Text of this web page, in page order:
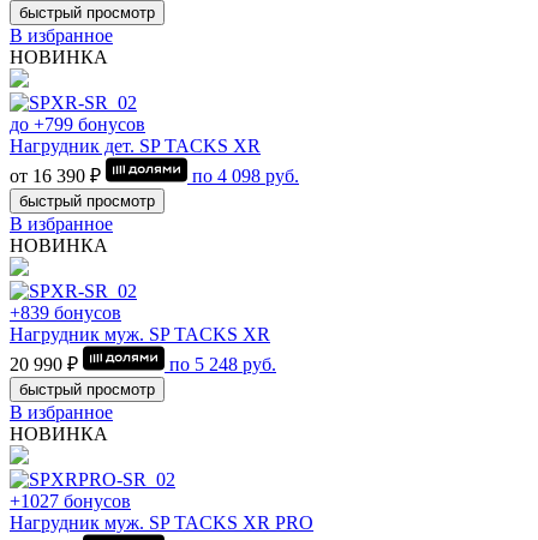
быстрый просмотр
В избранное
НОВИНКА
до +799 бонусов
Нагрудник дет. SP TACKS XR
от 16 390 ₽
по 4 098 руб.
быстрый просмотр
В избранное
НОВИНКА
+839 бонусов
Нагрудник муж. SP TACKS XR
20 990 ₽
по 5 248 руб.
быстрый просмотр
В избранное
НОВИНКА
+1027 бонусов
Нагрудник муж. SP TACKS XR PRO